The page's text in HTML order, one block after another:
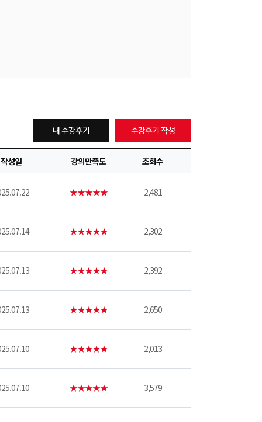
내 수강후기 수강후기 작성
작성일 강의만족도 조회수
★★★★★ 2,481
★★★★★ 2,302
★★★★★ 2,392
★★★★★ 2,650
★★★★★ 2,013
★★★★★ 3,579